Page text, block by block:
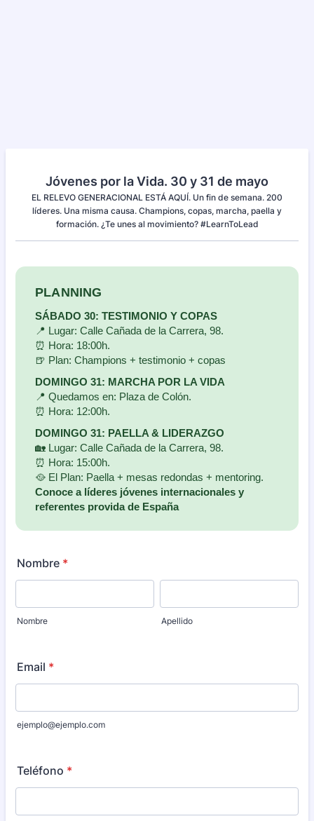
Jóvenes por la Vida. 30 y 31 de mayo
EL RELEVO GENERACIONAL ESTÁ AQUÍ. Un fin de semana. 200
líderes. Una misma causa. Champions, copas, marcha, paella y
formación. ¿Te unes al movimiento? #LearnToLead
PLANNING
SÁBADO 30: TESTIMONIO Y COPAS
📍 Lugar: Calle Cañada de la Carrera, 98.
⏰ Hora: 18:00h.
🍺 Plan: Champions + testimonio + copas
DOMINGO 31: MARCHA POR LA VIDA
📍 Quedamos en: Plaza de Colón.
⏰ Hora: 12:00h.
DOMINGO 31: PAELLA & LIDERAZGO
🏡 Lugar: Calle Cañada de la Carrera, 98.
⏰ Hora: 15:00h.
🥘 El Plan: Paella + mesas redondas + mentoring.
Conoce a líderes jóvenes internacionales y
referentes provida de España
Nombre *
Nombre Apellido
Email *
ejemplo@ejemplo.com
Teléfono *